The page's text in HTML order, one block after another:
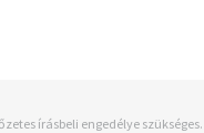
írásbeli engedélye szükséges.